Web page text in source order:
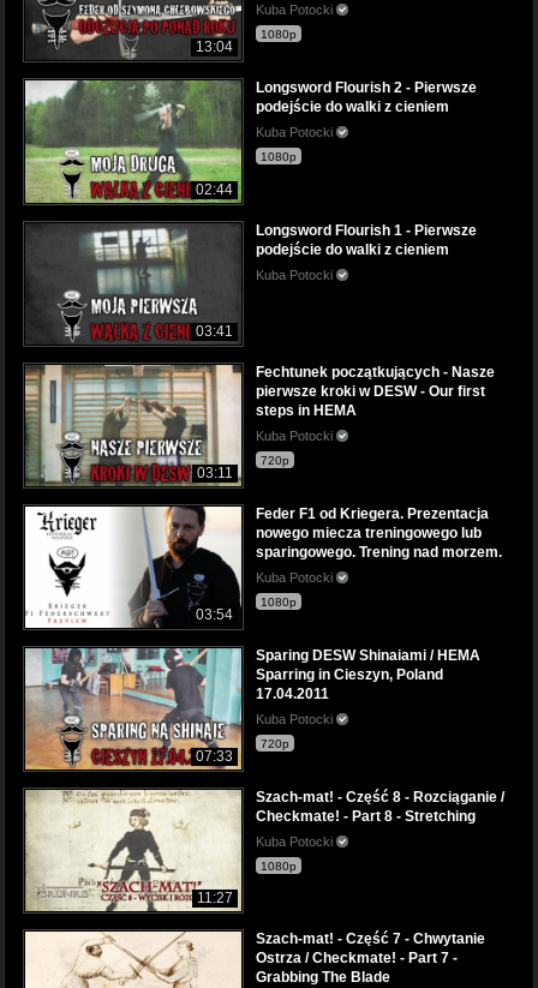
13:04
Kuba Potocki
1080p
02:44
Longsword Flourish 2 - Pierwsze
podejście do walki z cieniem
Kuba Potocki
1080p
03:41
Longsword Flourish 1 - Pierwsze
podejście do walki z cieniem
Kuba Potocki
03:11
Fechtunek początkujących - Nasze
pierwsze kroki w DESW - Our first
steps in HEMA
Kuba Potocki
720p
03:54
Feder F1 od Kriegera. Prezentacja
nowego miecza treningowego lub
sparingowego. Trening nad morzem.
Kuba Potocki
1080p
07:33
Sparing DESW Shinaiami / HEMA
Sparring in Cieszyn, Poland
17.04.2011
Kuba Potocki
720p
11:27
Szach-mat! - Część 8 - Rozciąganie /
Checkmate! - Part 8 - Stretching
Kuba Potocki
1080p
Szach-mat! - Część 7 - Chwytanie
Ostrza / Checkmate! - Part 7 -
Grabbing The Blade